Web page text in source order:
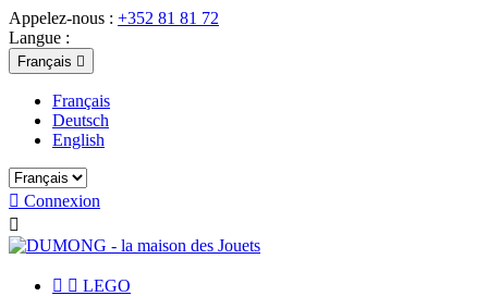
Appelez-nous : +352 81 81 72
Langue :
Français 
Français
Deutsch
English
 Connexion

  LEGO